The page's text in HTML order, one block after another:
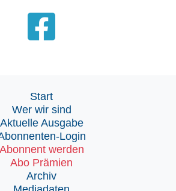
Start
Wer wir sind
Aktuelle Ausgabe
Login
Abonnent werden
Abo Prämien
Archiv